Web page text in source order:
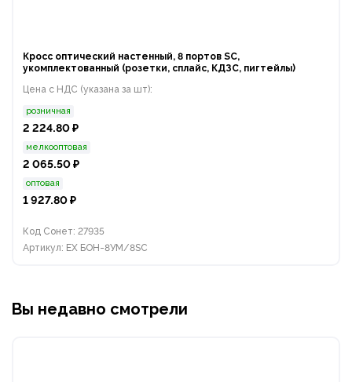
Кросс оптический настенный, 8 портов SC,
укомплектованный (розетки, сплайс, КДЗС, пигтейлы)
Цена с НДС (указана за шт):
розничная
2 224.80 ₽
мелкооптовая
2 065.50 ₽
оптовая
1 927.80 ₽
Код Сонет: 27935
Артикул: EX БОН-8УМ/8SC
Вы недавно смотрели